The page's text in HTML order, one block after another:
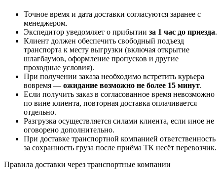
Точное время и дата доставки согласуются заранее с
менеджером.
Экспедитор уведомляет о прибытии за 1 час до приезда.
Клиент должен обеспечить свободный подъезд
транспорта к месту выгрузки (включая открытие
шлагбаумов, оформление пропусков и другие
проходные условия).
При получении заказа необходимо встретить курьера
вовремя — ожидание возможно не более 15 минут.
Если получить заказ в согласованное время невозможно
по вине клиента, повторная доставка оплачивается
отдельно.
Разгрузка осуществляется силами клиента, если иное не
оговорено дополнительно.
При доставке транспортной компанией ответственность
за сохранность груза после приёма ТК несёт перевозчик.
Правила доставки через транспортные компании